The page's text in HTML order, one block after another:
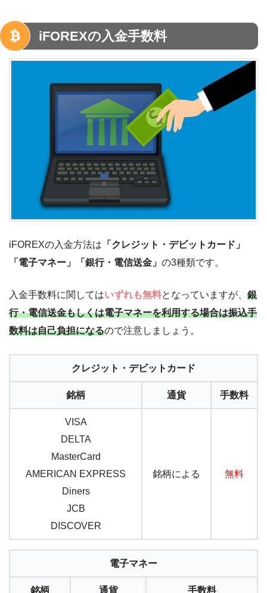
iFOREXの入金手数料
iFOREXの入金方法は 「クレジット・デビットカード」
「電子マネー」「銀行・電信送金」 の3種類です。
入金手数料に関してはいずれも無料となっていますが、 銀
行・電信送金もしくは電子マネーを利用する場合は振込手
数料は自己負担になるので注意しましょう。
クレジット・デビットカード
銘柄 通貨 手数料
VISA
DELTA
MasterCard
AMERICAN EXPRESS
Diners
JCB
DISCOVER
銘柄による 無料
電子マネー
銘柄 通貨 手数料